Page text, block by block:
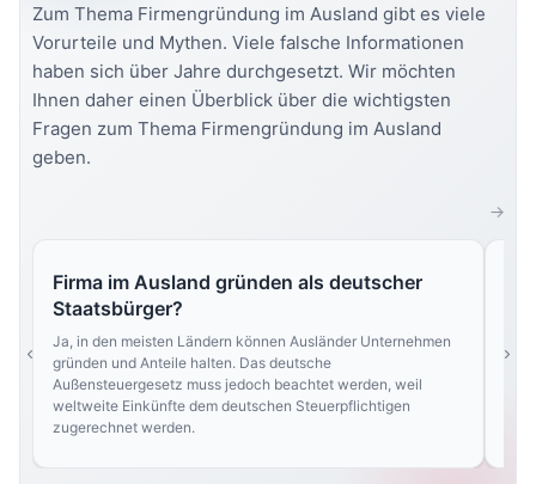
Zum Thema Firmengründung im Ausland gibt es viele
Vorurteile und Mythen. Viele falsche Informationen
haben sich über Jahre durchgesetzt. Wir möchten
Ihnen daher einen Überblick über die wichtigsten
Fragen zum Thema Firmengründung im Ausland
geben.
Firma im Ausland gründen als deutscher
Staatsbürger?
Ja, in den meisten Ländern können Ausländer Unternehmen
gründen und Anteile halten. Das deutsche
Außensteuergesetz muss jedoch beachtet werden, weil
weltweite Einkünfte dem deutschen Steuerpflichtigen
zugerechnet werden.
und